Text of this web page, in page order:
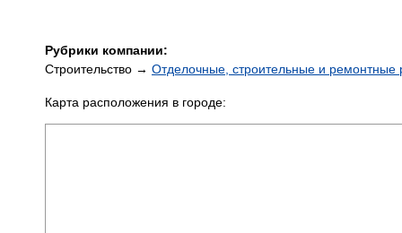
Рубрики компании:
Строительство → Отделочные, строительные и ремонтные
Карта расположения в городе: